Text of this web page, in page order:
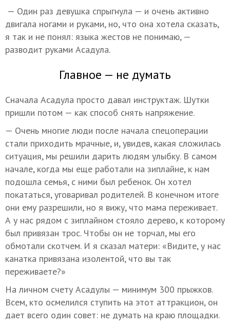
— Один раз девушка спрыгнула — и очень активно
двигала ногами и руками, но, что она хотела сказать,
я так и не понял: языка жестов не понимаю, —
разводит руками Асадула.
Главное — не думать
Сначала Асадула просто давал инструктаж. Шутки
пришли потом — как способ снять напряжение.
— Очень многие люди после начала спецоперации
стали приходить мрачные, и, увидев, какая сложилась
ситуация, мы решили дарить людям улыбку. В самом
начале, когда мы еще работали на зиплайне, к нам
подошла семья, с ними был ребенок. Он хотел
покататься, уговаривал родителей. В конечном итоге
они ему разрешили, но я вижу, что мама переживает.
А у нас рядом с зиплайном стояло дерево, к которому
был привязан трос. Чтобы он не торчал, мы его
обмотали скотчем. И я сказал матери: «Видите, у нас
канатка привязана изолентой, что вы так
переживаете?»
На личном счету Асадулы — минимум 300 прыжков.
Всем, кто осмелился ступить на этот аттракцион, он
дает всего один совет: не думать на краю площадки.